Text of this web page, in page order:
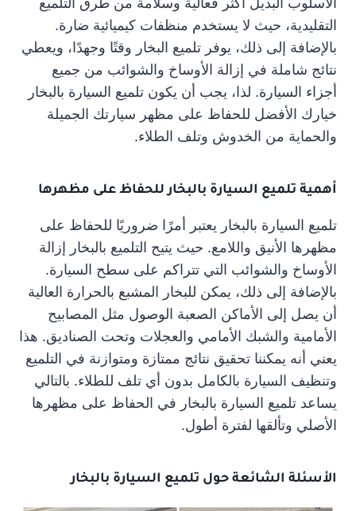
التقليدية، حيث لا يستخدم منظفات كيميائية ضارة.
بالإضافة إلى ذلك، يوفر تلميع البخار وقتًا وجهدًا، ويعطي
نتائج شاملة في إزالة الأوساخ والشوائب من جميع
أجزاء السيارة. لذا، يجب أن يكون تلميع السيارة بالبخار
خيارك الأفضل للحفاظ على مظهر سيارتك الجميلة
والحماية من الخدوش وتلف الطلاء.
أهمية تلميع السيارة بالبخار للحفاظ على مظهرها
تلميع السيارة بالبخار يعتبر أمرًا ضروريًا للحفاظ على
مظهرها الأنيق واللامع. حيث يتيح التلميع بالبخار إزالة
الأوساخ والشوائب التي تتراكم على سطح السيارة.
بالإضافة إلى ذلك، يمكن للبخار المشبع بالحرارة العالية
أن يصل إلى الأماكن الصعبة الوصول مثل المصابيح
الأمامية والشبك الأمامي والعجلات وتحت الصناديق. هذا
يعني أنه يمكننا تحقيق نتائج ممتازة ومتوازنة في التلميع
وتنظيف السيارة بالكامل بدون أي تلف للطلاء. بالتالي
يساعد تلميع السيارة بالبخار في الحفاظ على مظهرها
الأصلي وتألقها لفترة أطول.
الأسئلة الشائعة حول تلميع السيارة بالبخار